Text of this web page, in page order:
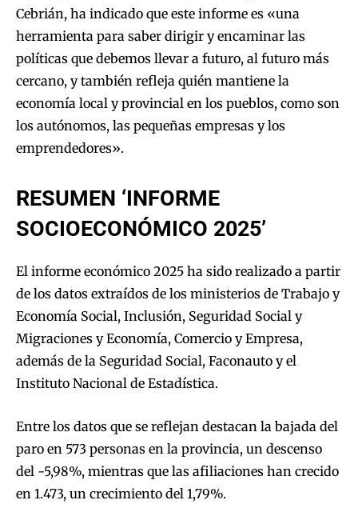
Cebrián, ha indicado que este informe es «una
herramienta para saber dirigir y encaminar las
políticas que debemos llevar a futuro, al futuro más
cercano, y también refleja quién mantiene la
economía local y provincial en los pueblos, como son
los autónomos, las pequeñas empresas y los
emprendedores».
RESUMEN ‘INFORME
SOCIOECONÓMICO 2025’
El informe económico 2025 ha sido realizado a partir
de los datos extraídos de los ministerios de Trabajo y
Economía Social, Inclusión, Seguridad Social y
Migraciones y Economía, Comercio y Empresa,
además de la Seguridad Social, Faconauto y el
Instituto Nacional de Estadística.
Entre los datos que se reflejan destacan la bajada del
paro en 573 personas en la provincia, un descenso
del -5,98%, mientras que las afiliaciones han crecido
en 1.473, un crecimiento del 1,79%.